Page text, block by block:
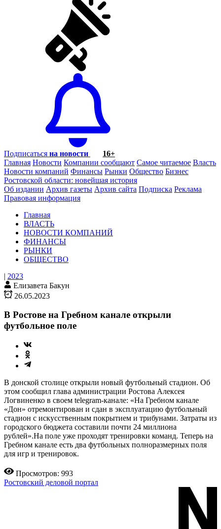
Подписаться на новости
16+
Главная Новости Компании сообщают Самое читаемое Власть
Новости компаний Финансы Рынки Общество Бизнес
Ростовской области: новейшая история
Об издании Архив газеты Архив сайта Подписка Реклама
Правовая информация
Главная
ВЛАСТЬ
НОВОСТИ КОМПАНИЙ
ФИНАНСЫ
РЫНКИ
ОБЩЕСТВО
| 2023
Елизавета Бакун
26.05.2023
В Ростове на Гребном канале открыли
футбольное поле
В донской столице открыли новый футбольный стадион. Об
этом сообщил глава администрации Ростова Алексея
Логвиненко в своем telegram-канале: «На Гребном канале
«Дон» отремонтирован и сдан в эксплуатацию футбольный
стадион с искусственным покрытием и трибунами. Затраты из
городского бюджета составили почти 24 миллиона
рублей».На поле уже проходят тренировки команд. Теперь на
Гребном канале есть два футбольных полноразмерных поля
для игр и тренировок.
Просмотров: 993
Ростовский деловой портал